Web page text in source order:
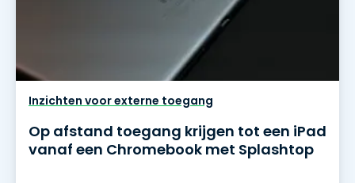
Inzichten voor externe toegang
Op afstand toegang krijgen tot een iPad
vanaf een Chromebook met Splashtop